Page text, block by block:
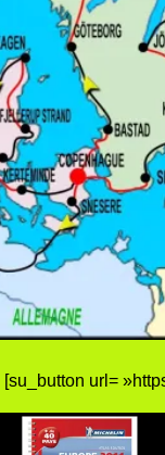
[su_button url=